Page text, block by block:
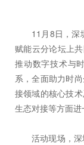
11月8日，深
赋能云分论坛上
推动数字技术与
系，全面助力时
接领域的核心技
生态对接等方面进
活动现场，